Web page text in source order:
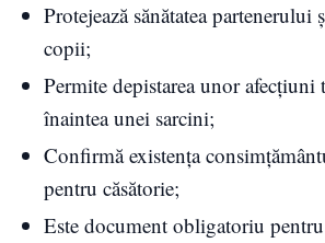
Protejează sănătatea
copii;
Permite depistarea unor afecțiuni
înaintea unei sarcini;
Confirmă existența
pentru căsătorie;
Este document obligatoriu